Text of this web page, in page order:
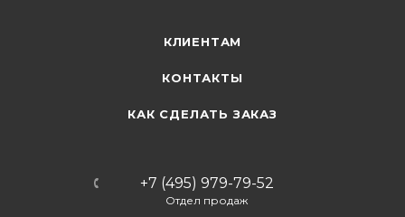
КЛИЕНТАМ
КОНТАКТЫ
КАК СДЕЛАТЬ ЗАКАЗ
+7 (495) 979-79-52
Отдел продаж